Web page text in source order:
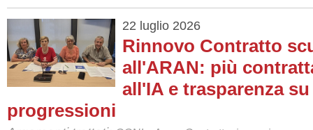
22 luglio 2026
Rinnovo Contratto
all'ARAN: più
all'IA e trasparenza
progressioni